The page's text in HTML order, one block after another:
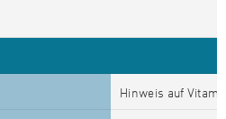
Hinweis auf